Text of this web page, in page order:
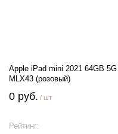
Apple iPad mini 2021 64GB 5G
MLX43 (розовый)
0 руб. / шт
Рейтинг: